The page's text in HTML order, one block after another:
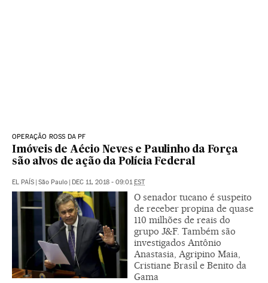
OPERAÇÃO ROSS DA PF
Imóveis de Aécio Neves e Paulinho da Força
são alvos de ação da Polícia Federal
EL PAÍS | São Paulo | DEC 11, 2018 - 09:01EST
O senador tucano é suspeito
de receber propina de quase
110 milhões de reais do
grupo J&F. Também são
investigados Antônio
Anastasia, Agripino Maia,
Cristiane Brasil e Benito da
Gama